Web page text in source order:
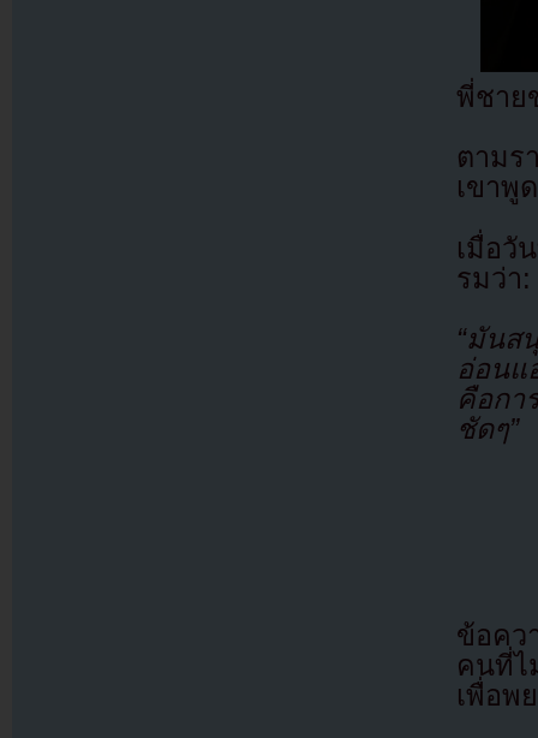
พี่ชาย
ตามร
เขาพู
เมื่อวั
รมว่า:
“มัน
อ่อนแ
คือกา
ชัดๆ”
ข้อคว
คนที่ไ
เพื่อพ